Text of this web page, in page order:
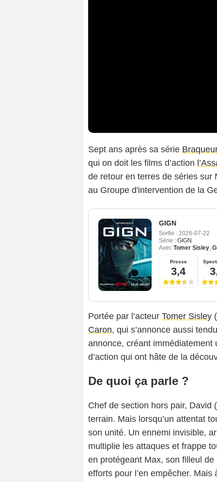
Sept ans après sa série
qui on doit les films d’action
de retour en terres de séries sur
au Groupe d'intervention de la
GIGN
Sortie : 2026-07-22
Série : GIGN
Avec Tomer Sisley,
Presse
3,4
Portée par l’acteur Tomer Sisley (
Caron, qui s’annonce aussi
annonce, créant
d’action qui ont hâte de la
De quoi ça parle ?
Chef de section hors pair, David
terrain. Mais lorsqu’un attentat
son unité. Un ennemi invisible,
multiplie les attaques et frappe
en protégeant Max, son filleul
efforts pour l’en empêcher. Mais